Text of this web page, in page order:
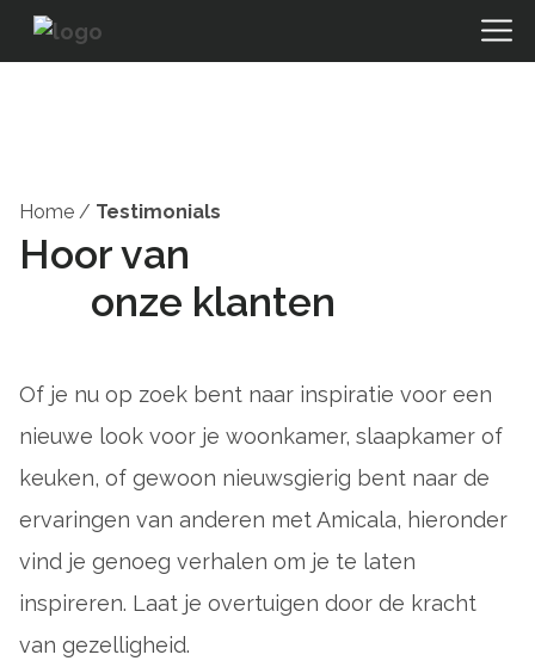
Home / Testimonials
Hoor van
onze klanten
Of je nu op zoek bent naar inspiratie voor een
nieuwe look voor je woonkamer, slaapkamer of
keuken, of gewoon nieuwsgierig bent naar de
ervaringen van anderen met Amicala, hieronder
vind je genoeg verhalen om je te laten
inspireren. Laat je overtuigen door de kracht
van gezelligheid.